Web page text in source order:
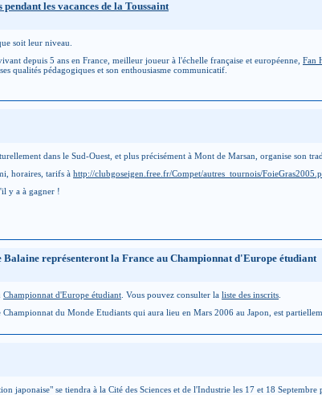
les vacances de la Toussaint
soit leur niveau.
depuis 5 ans en France, meilleur joueur à l'échelle française et européenne, Fan
qualités pédagogiques et son enthousiasme communicatif.
dans le Sud-Ouest, et plus précisément à Mont de Marsan, organise son
horaires, tarifs à http://clubgoseigen.free.fr/Compet/autres_tournois/
y a à gagner !
représenteront la France au Championnat d'Europe étudiant
Championnat d'Europe étudiant. Vous pouvez consulter la liste des inscrits.
du Monde Etudiants qui aura lieu en Mars 2006 au Japon, est
japonaise" se tiendra à la Cité des Sciences et de l'Industrie les 17 et 18 Septembre